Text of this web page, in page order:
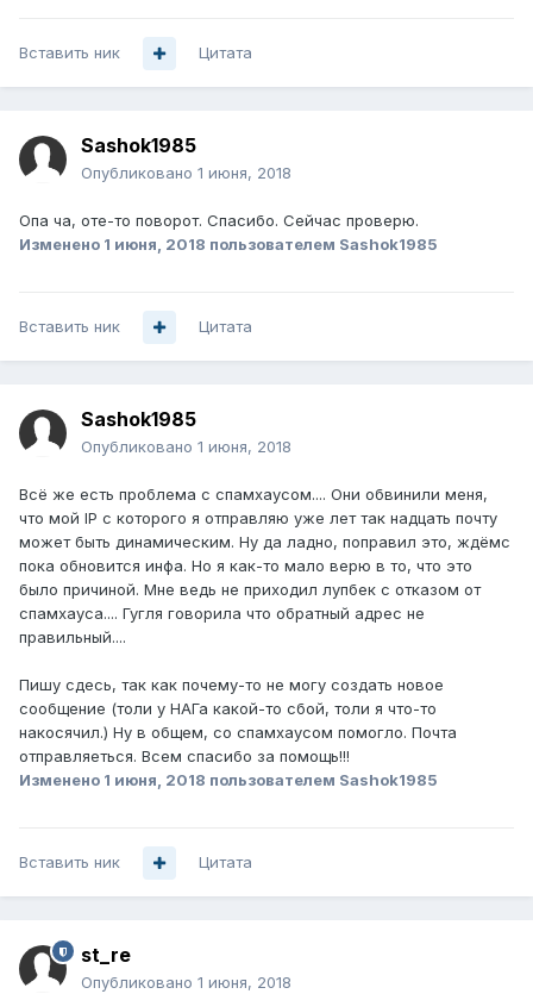
Вставить ник Цитата
Sashok1985
Опубликовано 1 июня, 2018
Опа ча, оте-то поворот. Спасибо. Сейчас проверю.
Изменено 1 июня, 2018 пользователем Sashok1985
Вставить ник Цитата
Sashok1985
Опубликовано 1 июня, 2018
Всё же есть проблема с спамхаусом.... Они обвинили меня,
что мой IP с которого я отправляю уже лет так надцать почту
может быть динамическим. Ну да ладно, поправил это, ждёмс
пока обновится инфа. Но я как-то мало верю в то, что это
было причиной. Мне ведь не приходил лупбек с отказом от
спамхауса.... Гугля говорила что обратный адрес не
правильный....
Пишу сдесь, так как почему-то не могу создать новое
сообщение (толи у НАГа какой-то сбой, толи я что-то
накосячил.) Ну в общем, со спамхаусом помогло. Почта
отправляеться. Всем спасибо за помощь!!!
Изменено 1 июня, 2018 пользователем Sashok1985
Вставить ник Цитата
st_re
Опубликовано 1 июня, 2018